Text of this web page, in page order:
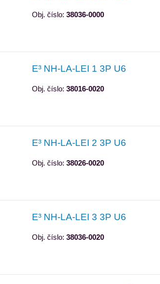
Obj. číslo: 38036-0000
E³ NH-LA-LEI 1 3P U6
Obj. číslo: 38016-0020
E³ NH-LA-LEI 2 3P U6
Obj. číslo: 38026-0020
E³ NH-LA-LEI 3 3P U6
Obj. číslo: 38036-0020